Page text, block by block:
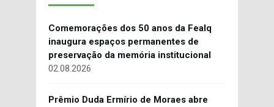
Comemorações dos 50 anos da Fealq
inaugura espaços permanentes de
preservação da memória institucional
02.08.2026
Prêmio Duda Ermírio de Moraes abre